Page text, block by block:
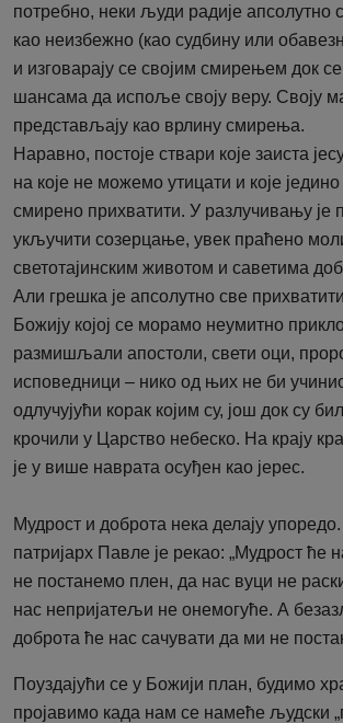
потребно, неки људи радије апсолутно
као неизбежно (као судбину или
и изговарају се својим смирењем док
шансама да испоље своју веру. Своју
представљају као врлину смирења.
Наравно, постоје ствари које заиста
на које не можемо утицати и које
смирено прихватити. У разлучивању је
укључити созерцање, увек праћено
светотајинским животом и саветима
Али грешка је апсолутно све
Божију којој се морамо неумитно
размишљали апостоли, свети оци,
исповедници – нико од њих не би
одлучујући корак којим су, још док су
крочили у Царство небеско. На крају
је у више наврата осуђен као јерес.
Мудрост и доброта нека делају
патријарх Павле је рекао: „Мудрост ће
не постанемо плен, да нас вуци не
нас непријатељи не онемогуће. А
доброта ће нас сачувати да ми не
Поуздајући се у Божији план, будимо
пројавимо када нам се намеће људски